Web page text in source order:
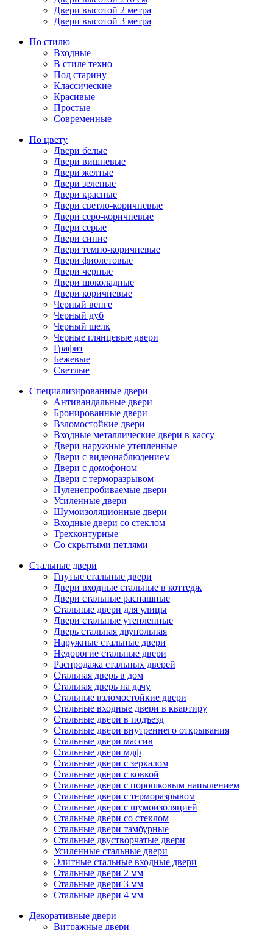
Двери высотой 2 метра
Двери высотой 3 метра
По стилю
Входные
В стиле техно
Под старину
Классические
Красивые
Простые
Современные
По цвету
Двери белые
Двери вишневые
Двери желтые
Двери зеленые
Двери красные
Двери светло-коричневые
Двери серо-коричневые
Двери серые
Двери синие
Двери темно-коричневые
Двери фиолетовые
Двери черные
Двери шоколадные
Двери коричневые
Черный венге
Черный дуб
Черный шелк
Черные глянцевые двери
Графит
Бежевые
Светлые
Специализированные двери
Антивандальные двери
Бронированные двери
Взломостойкие двери
Входные металлические двери в кассу
Двери наружные утепленные
Двери с видеонаблюдением
Двери с домофоном
Двери с терморазрывом
Пуленепробиваемые двери
Усиленные двери
Шумоизоляционные двери
Входные двери со стеклом
Трехконтурные
Со скрытыми петлями
Стальные двери
Гнутые стальные двери
Двери входные стальные в коттедж
Двери стальные распашные
Стальные двери для улицы
Двери стальные утепленные
Дверь стальная двупольная
Наружные стальные двери
Недорогие стальные двери
Распродажа стальных дверей
Стальная дверь в дом
Стальная дверь на дачу
Стальные взломостойкие двери
Стальные входные двери в квартиру
Стальные двери в подъезд
Стальные двери внутреннего открывания
Стальные двери массив
Стальные двери мдф
Стальные двери с зеркалом
Стальные двери с ковкой
Стальные двери с порошковым напылением
Стальные двери с терморазрывом
Стальные двери с шумоизоляцией
Стальные двери со стеклом
Стальные двери тамбурные
Стальные двустворчатые двери
Усиленные стальные двери
Элитные стальные входные двери
Стальные двери 2 мм
Стальные двери 3 мм
Стальные двери 4 мм
Декоративные двери
Витражные двери